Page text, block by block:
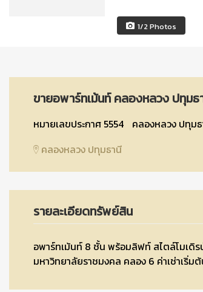
1/2 Photos
ขายอพาร์ทเม้นท์ คลองหลวง ปทุมธ
หมายเลขประกาศ 5554 คลองหลวง ปทุม
คลองหลวง ปทุมธานี
รายละเอียดทรัพย์สิน
อพาร์ทเม้นท์ 8 ชั้น พร้อมลิฟท์ สไตล์โมเดิร
มหาวิทยาลัยราชมงคล คลอง 6 ค่าเช่าเริ่